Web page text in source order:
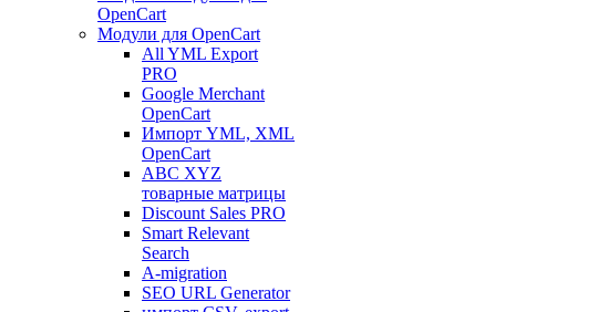
OpenCart
Модули для OpenCart
All YML Export
PRO
Google Merchant
OpenCart
Импорт YML, XML
OpenCart
ABC XYZ
товарные матрицы
Discount Sales PRO
Smart Relevant
Search
A-migration
SEO URL Generator